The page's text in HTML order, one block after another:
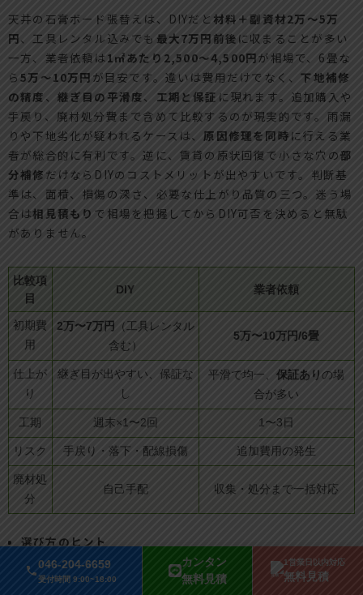
046-204-6659
受付時間 9:00~18:00
カンタン
無料見積
1営業日以内対応
無料見積
天井の石膏ボード張替えは、DIYだと 材料＋副資材2万〜5万
円、工具レンタル込みでも 最大7万円前後 に収まることが多い
一方、業者依頼は1㎡あたり2,500〜4,500円が相場で、6畳な
ら5万〜10万円 が目安です。違いは費用だけでなく、下地補修
の精度 、 継ぎ目の平滑度、 工期と保証 に現れます。追加購入や
手戻り、廃材処分費まで含めて比較するのが現実的です。雨漏
りや下地劣化が疑われるケースは、 原因修理を同時 に行える業
者が総合的に有利です。逆に、賃貸の原状回復で小さな穴の部
分補修 だけならDIYのコストメリットが出やすいです。判断基
準は、面積、損傷の深さ、必要な仕上がり品質の三つ。迷う場
合は相見積もり で相場を把握してからDIY可否を決めると無駄
がありません。
比較項
目
DIY 業者依頼
初期費
用
2万〜7万円
（工具レンタル
含む）
5万〜10万円/6畳
仕上が
り
継ぎ目が出やすい、保証な
し
平滑で均一、保証ありの場
合が多い
工期 週末×1〜2回 1〜3日
リスク 手戻り・落下・配線損傷 追加費用の発生
廃材処
分
自己手配 収集・処分まで一括対応
選び方のヒント
部分補修はDIY 全面張替えや下地劣化は業者